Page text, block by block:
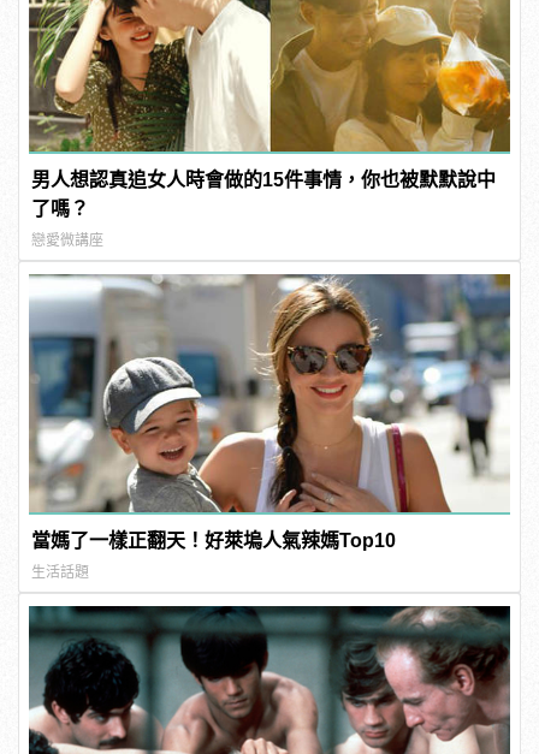
男人想認真追女人時會做的15件事情，你也被默默說中
了嗎？
戀愛微講座
當媽了一樣正翻天！好萊塢人氣辣媽Top10
生活話題